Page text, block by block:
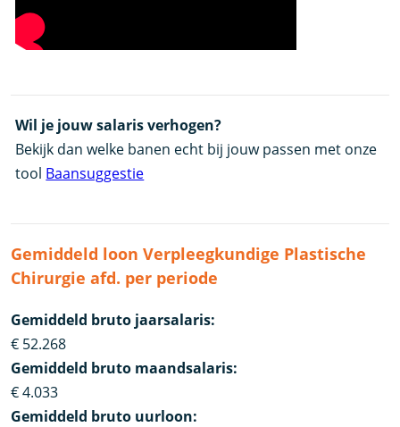
Wil je jouw salaris verhogen?
Bekijk dan welke banen echt bij jouw passen met onze
tool Baansuggestie
Gemiddeld loon Verpleegkundige Plastische
Chirurgie afd. per periode
Gemiddeld bruto jaarsalaris:
€ 52.268
Gemiddeld bruto maandsalaris:
€ 4.033
Gemiddeld bruto uurloon: